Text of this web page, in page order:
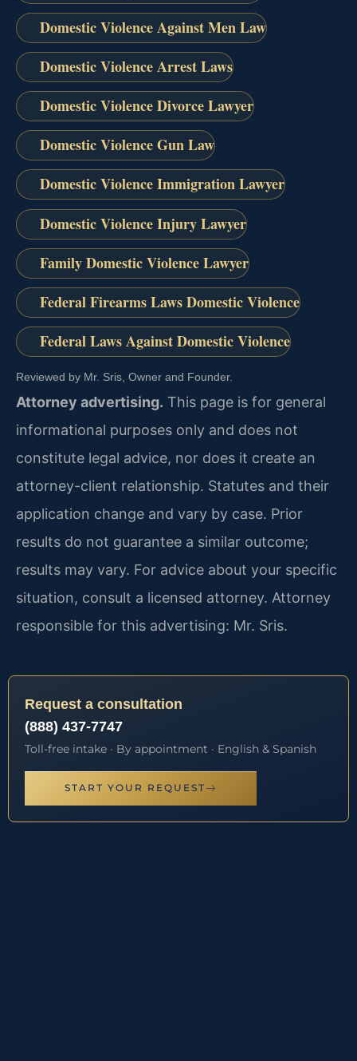
Domestic Violence Against Men Law
Domestic Violence Arrest Laws
Domestic Violence Divorce Lawyer
Domestic Violence Gun Law
Domestic Violence Immigration Lawyer
Domestic Violence Injury Lawyer
Family Domestic Violence Lawyer
Federal Firearms Laws Domestic Violence
Federal Laws Against Domestic Violence
Reviewed by Mr. Sris, Owner and Founder.
Attorney advertising. This page is for general
informational purposes only and does not
constitute legal advice, nor does it create an
attorney-client relationship. Statutes and their
application change and vary by case. Prior
results do not guarantee a similar outcome;
results may vary. For advice about your specific
situation, consult a licensed attorney. Attorney
responsible for this advertising: Mr. Sris.
Request a consultation
(888) 437-7747
Toll-free intake · By appointment · English & Spanish
START YOUR REQUEST